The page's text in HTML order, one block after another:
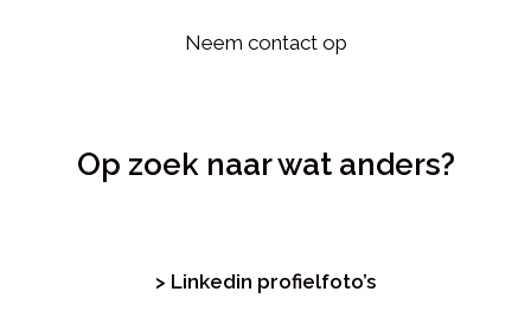
Neem contact op
Op zoek naar wat anders?
> Linkedin profielfoto’s